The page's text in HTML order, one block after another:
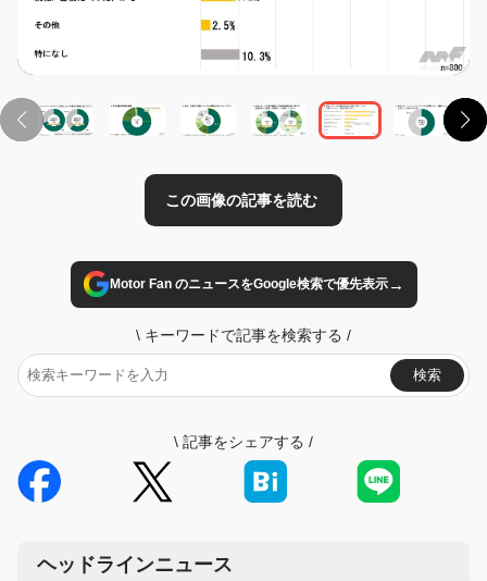
Motor Fan のニュースをGoogle検索で優先表示→
\ キーワードで記事を検索する /
検索
\ 記事をシェアする /
ヘッドラインニュース